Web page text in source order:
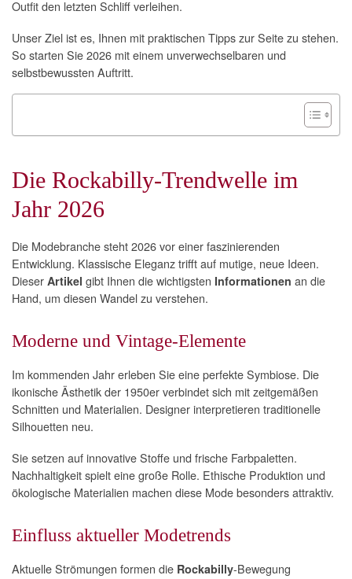
Outfit den letzten Schliff verleihen.
Unser Ziel ist es, Ihnen mit praktischen Tipps zur Seite zu stehen.
So starten Sie 2026 mit einem unverwechselbaren und
selbstbewussten Auftritt.
Die Rockabilly-Trendwelle im
Jahr 2026
Die Modebranche steht 2026 vor einer faszinierenden
Entwicklung. Klassische Eleganz trifft auf mutige, neue Ideen.
Dieser Artikel gibt Ihnen die wichtigsten Informationen an die
Hand, um diesen Wandel zu verstehen.
Moderne und Vintage-Elemente
Im kommenden Jahr erleben Sie eine perfekte Symbiose. Die
ikonische Ästhetik der 1950er verbindet sich mit zeitgemäßen
Schnitten und Materialien. Designer interpretieren traditionelle
Silhouetten neu.
Sie setzen auf innovative Stoffe und frische Farbpaletten.
Nachhaltigkeit spielt eine große Rolle. Ethische Produktion und
ökologische Materialien machen diese Mode besonders attraktiv.
Einfluss aktueller Modetrends
Aktuelle Strömungen formen die Rockabilly-Bewegung